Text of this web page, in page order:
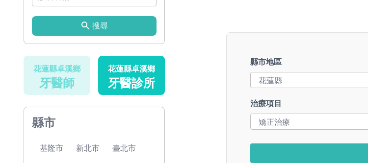
搜尋
花蓮縣卓溪鄉
牙醫師
花蓮縣卓溪鄉
牙醫診所
縣市
基隆市 新北市 臺北市
縣市地區
治療項目